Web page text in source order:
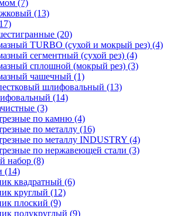
(7)
(13)
(20)
TURBO (сухой и мокрый рез) (4)
сегментный (сухой рез) (4)
сплошной (мокрый рез) (3)
чашечный (1)
шлифовальный (13)
(14)
(3)
по камню (4)
по металлу (16)
по металлу INDUSTRY (4)
по нержавеющей стали (3)
набор (8)
(14)
квадратный (6)
круглый (12)
плоский (9)
полукруглый (9)